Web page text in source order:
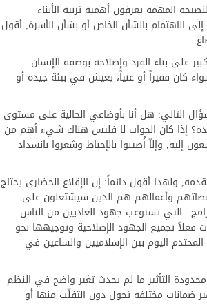
المهمة يعرفون أهمية تربية الأبناء
الاهتمام بالشأن الخاص أو بشأن الأسرة, أقول
على بناء الفرد وإصلاحه بوصفه الإنسان
كان فقيراً أو غنياً، يعيش في بيئة جيدة أو
التالي: هل أنا بأوضاعي الحالية على مستوى
إذا كان الجواب لا فليس هناك شيء أهم من
وإلاّ أُصيبوا بالإحباط وشعروا بانسداد
ولهذا أقول دائماً: إن الإقلاع الحضاري يحتاج
وأعمالهم هم الذين سيشتغلون على
التي تستوعب جهود العاديين من الناس.
فعلاً تجميع الجهود الإصلاحية وتوجيهها نحو
اليوم بين الإسلاميين والساعين في
التأثير ما لم يحدث تغير واضح في النظم
ضمانات مختلفة تحول دون التفلّت منها أو